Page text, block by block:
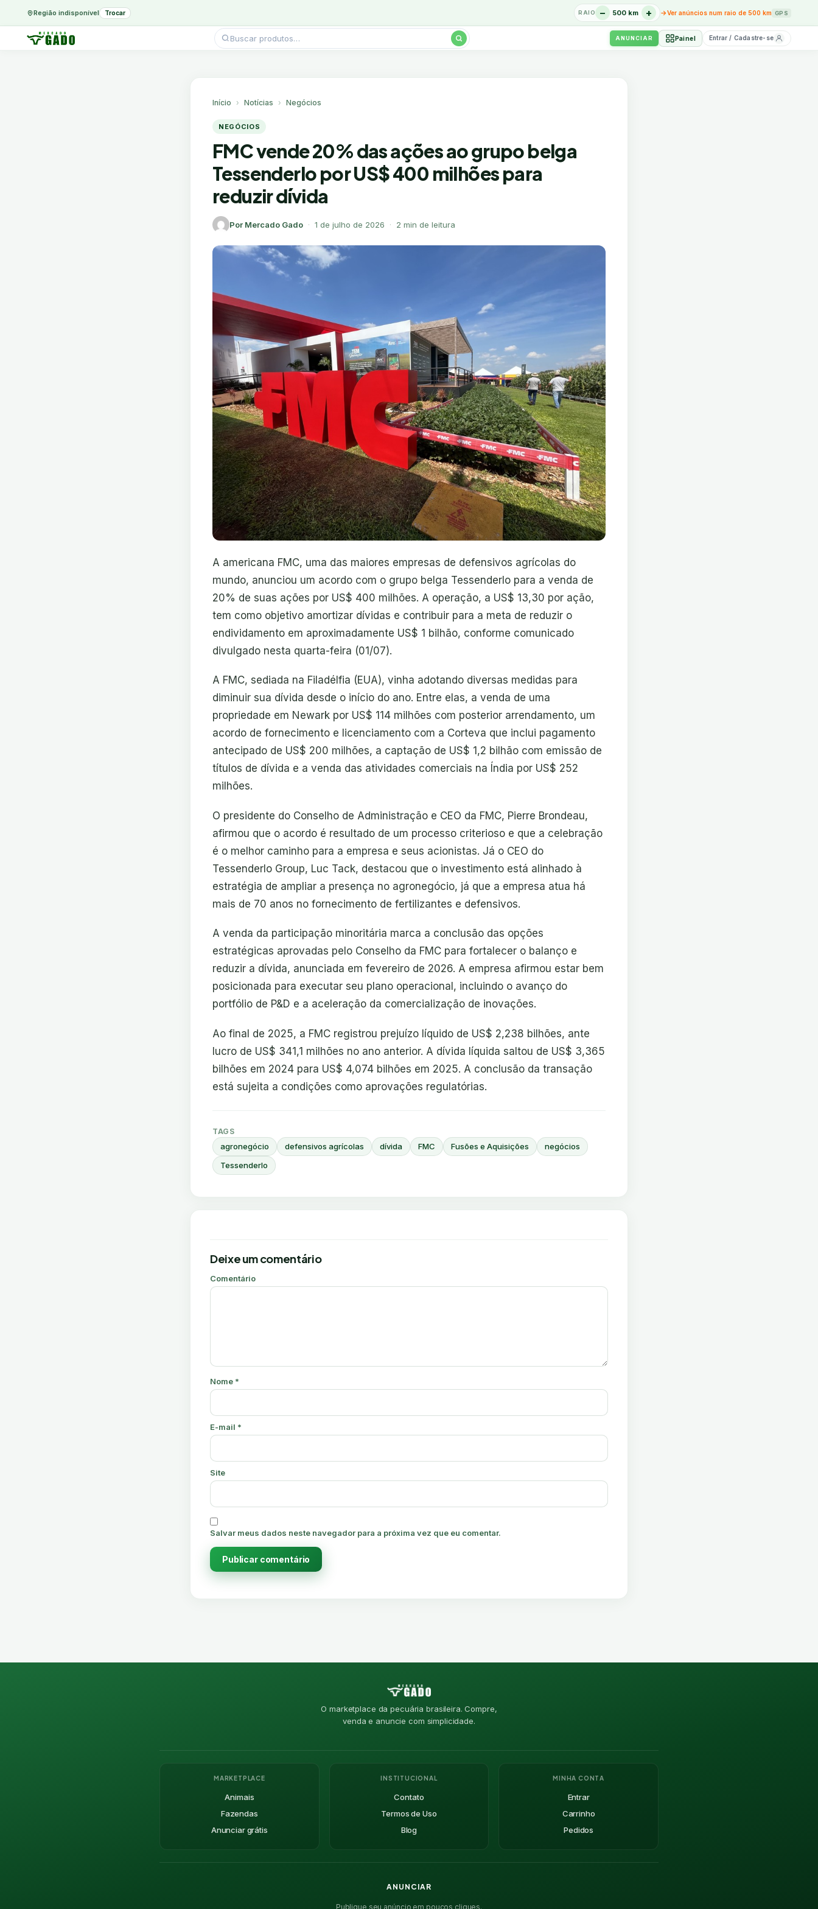
Região indisponível Trocar RAIO − 500 km + →Ver anúncios num raio de 500 km GPS
Pesquisar
produtos
ANUNCIAR Painel Entrar / Cadastre-se
Início Notícias Negócios
NEGÓCIOS
FMC vende 20% das ações ao grupo belga
Tessenderlo por US$ 400 milhões para
reduzir dívida
Por Mercado Gado · 1 de julho de 2026 · 2 min de leitura
A americana FMC, uma das maiores empresas de defensivos agrícolas do
mundo, anunciou um acordo com o grupo belga Tessenderlo para a venda de
20% de suas ações por US$ 400 milhões. A operação, a US$ 13,30 por ação,
tem como objetivo amortizar dívidas e contribuir para a meta de reduzir o
endividamento em aproximadamente US$ 1 bilhão, conforme comunicado
divulgado nesta quarta-feira (01/07).
A FMC, sediada na Filadélfia (EUA), vinha adotando diversas medidas para
diminuir sua dívida desde o início do ano. Entre elas, a venda de uma
propriedade em Newark por US$ 114 milhões com posterior arrendamento, um
acordo de fornecimento e licenciamento com a Corteva que inclui pagamento
antecipado de US$ 200 milhões, a captação de US$ 1,2 bilhão com emissão de
títulos de dívida e a venda das atividades comerciais na Índia por US$ 252
milhões.
O presidente do Conselho de Administração e CEO da FMC, Pierre Brondeau,
afirmou que o acordo é resultado de um processo criterioso e que a celebração
é o melhor caminho para a empresa e seus acionistas. Já o CEO do
Tessenderlo Group, Luc Tack, destacou que o investimento está alinhado à
estratégia de ampliar a presença no agronegócio, já que a empresa atua há
mais de 70 anos no fornecimento de fertilizantes e defensivos.
A venda da participação minoritária marca a conclusão das opções
estratégicas aprovadas pelo Conselho da FMC para fortalecer o balanço e
reduzir a dívida, anunciada em fevereiro de 2026. A empresa afirmou estar bem
posicionada para executar seu plano operacional, incluindo o avanço do
portfólio de P&D e a aceleração da comercialização de inovações.
Ao final de 2025, a FMC registrou prejuízo líquido de US$ 2,238 bilhões, ante
lucro de US$ 341,1 milhões no ano anterior. A dívida líquida saltou de US$ 3,365
bilhões em 2024 para US$ 4,074 bilhões em 2025. A conclusão da transação
está sujeita a condições como aprovações regulatórias.
TAGS
agronegócio defensivos agrícolas dívida FMC Fusões e Aquisições
negócios
Tessenderlo
Deixe um comentário
Comentário
Nome *
E-mail *
Site
Salvar meus dados neste navegador para a próxima vez que eu comentar.
O marketplace da pecuária brasileira. Compre,
venda e anuncie com simplicidade.
MARKETPLACE
Animais
Fazendas
Anunciar grátis
INSTITUCIONAL
Contato
Termos de Uso
Blog
MINHA CONTA
Entrar
Carrinho
Pedidos
ANUNCIAR
Publique seu anúncio em poucos cliques.